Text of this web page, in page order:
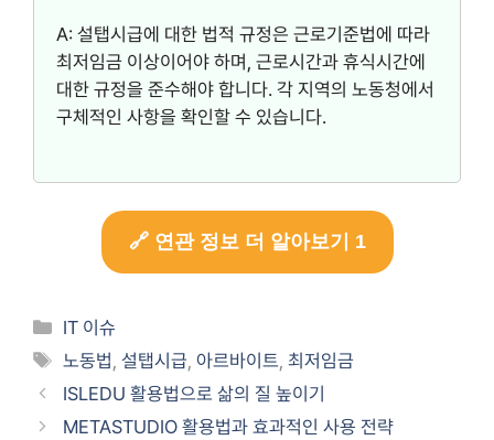
A: 설탭시급에 대한 법적 규정은 근로기준법에 따라
최저임금 이상이어야 하며, 근로시간과 휴식시간에
대한 규정을 준수해야 합니다. 각 지역의 노동청에서
구체적인 사항을 확인할 수 있습니다.
🔗 연관 정보 더 알아보기 1
카
테
리
IT 이슈
태
그
노동법,설탭시급,아르바이트,최저임금
ISLEDU 활용법으로 삶의 질 높이기
METASTUDIO 활용법과 효과적인 사용 전략